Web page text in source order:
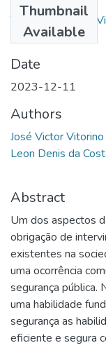
Thumbnail
Available
TCC - José Victor
(404.71 KB)
Date
2023-12-11
Authors
José Victor Vitorino
Leon Denis da
Abstract
Um dos aspectos
obrigação de
existentes na
uma ocorrência
segurança pública.
uma habilidade
segurança as
eficiente e segura